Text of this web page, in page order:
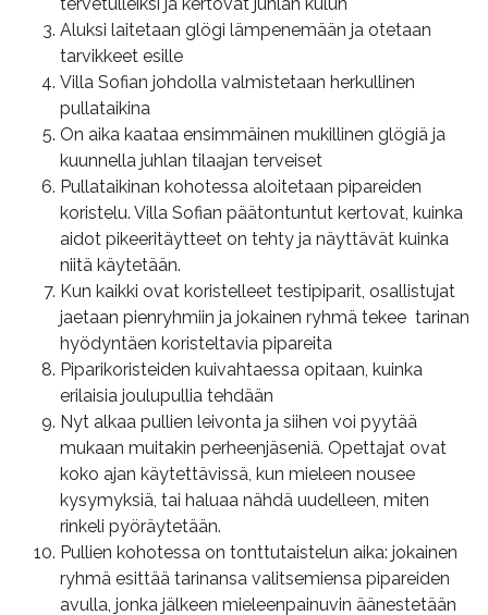
tervetulleiksi ja kertovat juhlan kulun
Aluksi laitetaan glögi lämpenemään ja otetaan
tarvikkeet esille
Villa Sofian johdolla valmistetaan herkullinen
pullataikina
On aika kaataa ensimmäinen mukillinen glögiä ja
kuunnella juhlan tilaajan terveiset
Pullataikinan kohotessa aloitetaan pipareiden
koristelu. Villa Sofian päätontuntut kertovat, kuinka
aidot pikeeritäytteet on tehty ja näyttävät kuinka
niitä käytetään.
Kun kaikki ovat koristelleet testipiparit, osallistujat
jaetaan pienryhmiin ja jokainen ryhmä tekee tarinan
hyödyntäen koristeltavia pipareita
Piparikoristeiden kuivahtaessa opitaan, kuinka
erilaisia joulupullia tehdään
Nyt alkaa pullien leivonta ja siihen voi pyytää
mukaan muitakin perheenjäseniä. Opettajat ovat
koko ajan käytettävissä, kun mieleen nousee
kysymyksiä, tai haluaa nähdä uudelleen, miten
rinkeli pyöräytetään.
Pullien kohotessa on tonttutaistelun aika: jokainen
ryhmä esittää tarinansa valitsemiensa pipareiden
avulla, jonka jälkeen mieleenpainuvin äänestetään